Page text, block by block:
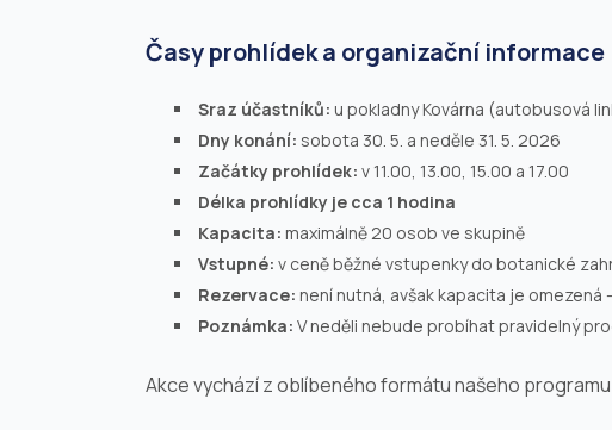
Časy prohlídek a organizační informace
Sraz účastníků: u pokladny Kovárna (autobusová
Dny konání: sobota 30. 5. a neděle 31. 5. 2026
Začátky prohlídek: v 11.00, 13.00, 15.00 a 17.00
Délka prohlídky je cca 1 hodina
Kapacita: maximálně 20 osob ve skupině
Vstupné: v ceně běžné vstupenky do botanické
Rezervace: není nutná, avšak kapacita je
Poznámka: V neděli nebude probíhat pravidelný
Akce vychází z oblíbeného formátu našeho programu